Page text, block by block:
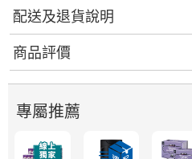
配送及退貨說明
商品評價
專屬推薦